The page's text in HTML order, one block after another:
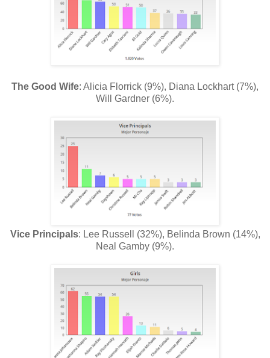
The Good Wife: Alicia Florrick (9%), Diana Lockhart (7%),
Will Gardner (6%).
Vice Principals: Lee Russell (32%), Belinda Brown (14%),
Neal Gamby (9%).